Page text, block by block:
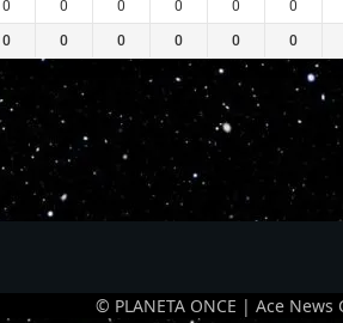
0 0 0 0 0 0
0 0 0 0 0 0
© PLANETA ONCE | Ace News